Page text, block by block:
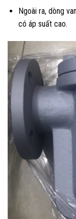
Ngoài ra, dòng
có áp suất cao.